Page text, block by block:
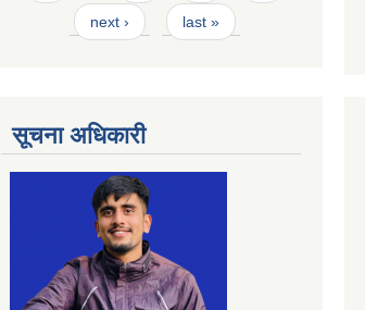
next › last »
सूचना अधिकारी